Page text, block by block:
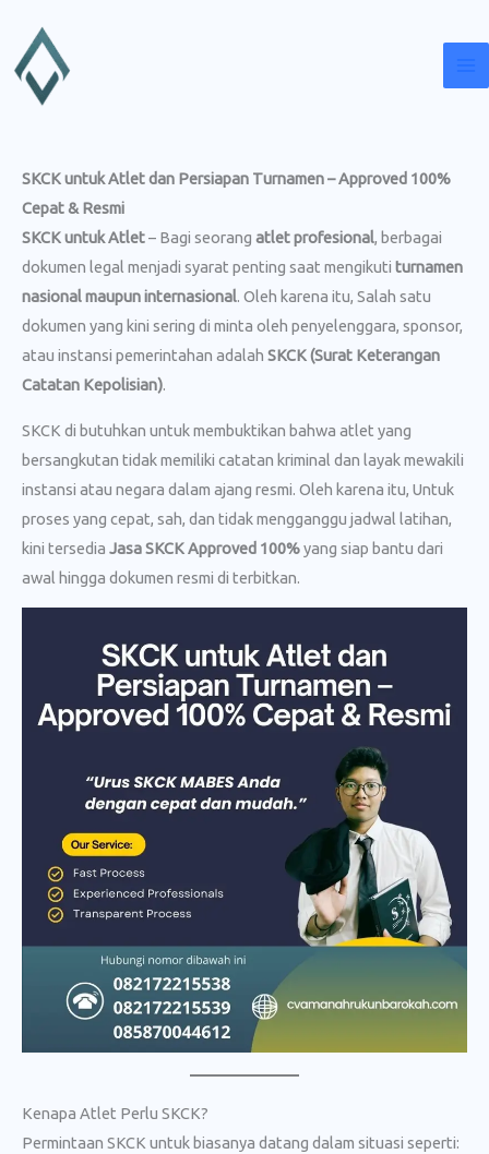
konten
SKCK untuk Atlet dan Persiapan Turnamen – Approved 100%
Cepat & Resmi
SKCK untuk Atlet– Bagi seorang atlet profesional, berbagai
dokumen legal menjadi syarat penting saat mengikuti turnamen
nasional maupun internasional. Oleh karena itu, Salah satu
dokumen yang kini sering di minta oleh penyelenggara, sponsor,
atau instansi pemerintahan adalah SKCK (Surat Keterangan
Catatan Kepolisian).
SKCK di butuhkan untuk membuktikan bahwa atlet yang
bersangkutan tidak memiliki catatan kriminal dan layak mewakili
instansi atau negara dalam ajang resmi. Oleh karena itu, Untuk
proses yang cepat, sah, dan tidak mengganggu jadwal latihan,
kini tersedia Jasa SKCK Approved 100%yang siap bantu dari
awal hingga dokumen resmi di terbitkan.
Kenapa Atlet Perlu SKCK?
Permintaan SKCK untuk biasanya datang dalam situasi seperti: